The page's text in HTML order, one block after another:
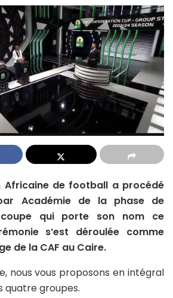
Africaine de football a procédé
Académie de la phase de
qui porte son nom ce
s’est déroulée comme
de la CAF au Caire.
nous vous proposons en intégral
quatre groupes.